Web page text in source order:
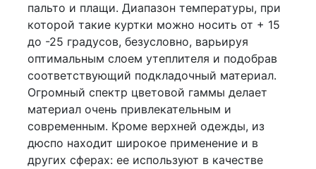
пальто и плащи. Диапазон температуры, при
которой такие куртки можно носить от + 15
до -25 градусов, безусловно, варьируя
оптимальным слоем утеплителя и подобрав
соответствующий подкладочный материал.
Огромный спектр цветовой гаммы делает
материал очень привлекательным и
современным. Кроме верхней одежды, из
дюспо находит широкое применение и в
других сферах: ее используют в качестве